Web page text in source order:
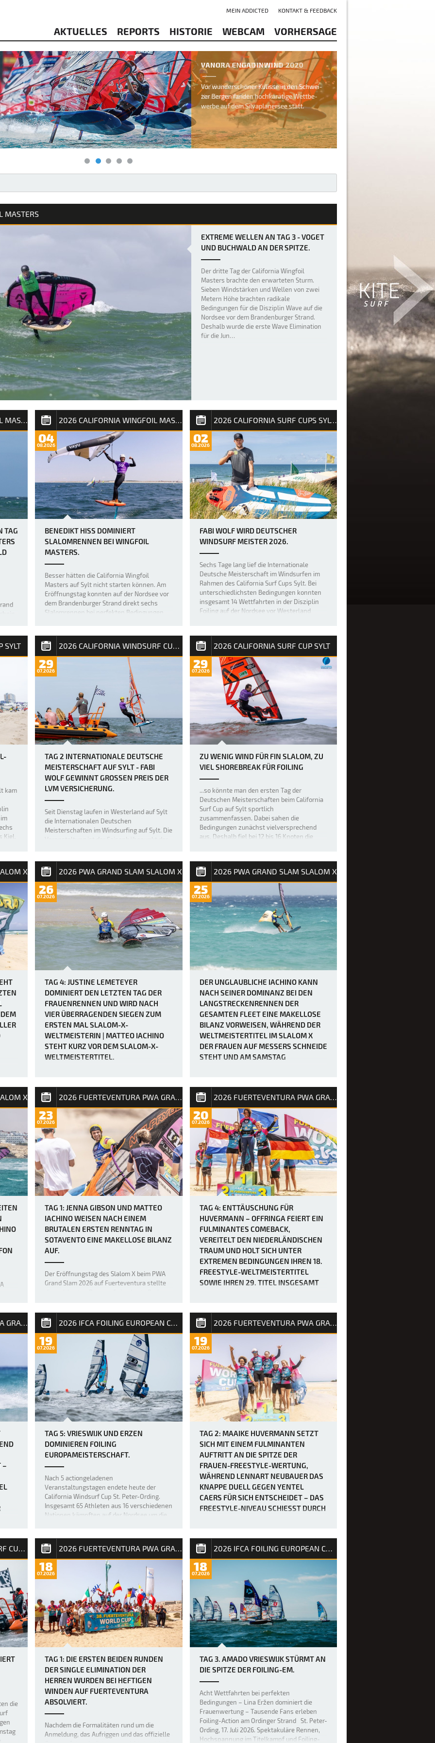
AKTUELLES REPORTS HISTORIE WEBCAM VORHERSAGE
MEIN ADDICTED KONTAKT & FEEDBACK
KITESURFEN
MASTERS
EXTREME WELLEN AN TAG 3 - VOGET
UND BUCHWALD AN DER SPITZE.
Der dritte Tag der California Wingfoil
Masters brachte den erwarteten Sturm.
Sieben Windstärken und Wellen von zwei
Metern Höhe brachten radikale
Bedingungen für die Disziplin Wave auf die
Nordsee vor dem Brandenburger Strand.
Deshalb wurde die erste Wave Elimination
für die Jun…
2026 CALIFORNIA WINGFOIL MASTERS SYLT
TAG
F…
2026 CALIFORNIA WINGFOIL MASTERS SYLT
04
08.2026
BENEDIKT HISS DOMINIERT
SLALOMRENNEN BEI WINGFOIL
MASTERS.
Besser hätten die California Wingfoil
Masters auf Sylt nicht starten können. Am
Eröffnungstag konnten auf der Nordsee vor
dem Brandenburger Strand direkt sechs
Slalomrennen bei perfekten Bedingungen
Wettfahr…
2026 CALIFORNIA SURF CUPS SYLT / INTERNATIONALE DEUTSCHE MEISTERSCHAFT
02
08.2026
FABI WOLF WIRD DEUTSCHER
WINDSURF MEISTER 2026.
Sechs Tage lang lief die Internationale
Deutsche Meisterschaft im Windsurfen im
Rahmen des California Surf Cups Sylt. Bei
unterschiedlichsten Bedingungen konnten
insgesamt 14 Wettfahrten in der Disziplin
Foiling auf der Nordsee vor Westerland
SYLT
kam
Kiel.
2026 CALIFORNIA WINDSURF CUP SYLT
29
07.2026
TAG 2 INTERNATIONALE DEUTSCHE
MEISTERSCHAFT AUF SYLT - FABI
WOLF GEWINNT GROSSEN PREIS DER L
VM VERSICHERUNG.
Seit Dienstag laufen in Westerland auf Sylt
die Internationalen Deutschen
Meisterschaften im Windsurfing auf Sylt. Die
Veranstaltung ist der Saisonhöhepunkt der
offiziellen Wettfahrten durchgeführt w…
2026 CALIFORNIA SURF CUP SYLT
29
07.2026
ZU WENIG WIND FÜR FIN SLALOM, ZU
VIEL SHOREBREAK FÜR FOILING
...so könnte man den ersten Tag der
Deutschen Meisterschaften beim California
Surf Cup auf Sylt sportlich
zusammenfassen. Dabei sahen die
Bedingungen zunächst vielversprechend
aus. Deshalb fiel bei 12 bis 16 Knoten die
X 2026 PWA GRAND SLAM SLALOM X
26
07.2026
TAG 4: JUSTINE LEMETEYER
DOMINIERT DEN LETZTEN TAG DER
FRAUENRENNEN UND WIRD NACH
VIER ÜBERRAGENDEN SIEGEN ZUM
ERSTEN MAL SLALOM-X-
WELTMEISTERIN | MATTEO IACHINO
STEHT KURZ VOR DEM SLALOM-X-
WELTMEISTERTITEL.
entpuppt sich als wahrer
Ausdauerwettkampf, bei dem die unerbittlich
heulenden Winde keine Verschnaufpause
zulassen und die mentalen und körperlichen
Fähigkeiten der weltbesten Windsurfer bis
an ihre absoluten Grenzen bringen. Heute
2026 PWA GRAND SLAM SLALOM X
25
07.2026
DER UNGLAUBLICHE IACHINO KANN
NACH SEINER DOMINANZ BEI DEN
LANGSTRECKENRENNEN DER
GESAMTEN FLEET EINE MAKELLOSE
BILANZ VORWEISEN, WÄHREND DER
WELTMEISTERTITEL IM SLALOM X
DER FRAUEN AUF MESSERS SCHNEIDE
STEHT UND AM SAMSTAG
Die Vorhersage für Tag 3 des Slalom X beim
PWA Grand Slam 2026 auf Fuerteventura
war zwar schon immer als extrem windig
angekündigt worden, doch bei Berichten von
Windböen von bis zu 50 Knoten hätten sich
viele wohl kaum vorstellen können, wie
brutal es in Sotavento manchmal zug…
X 2026 FUERTEVENTURA PWA GRAND SLAM
23
07.2026
TAG 1: JENNA GIBSON UND MATTEO
IACHINO WEISEN NACH EINEM
BRUTALEN ERSTEN RENNTAG IN
SOTAVENTO EINE MAKELLOSE BILANZ
AUF.
Der Eröffnungstag des Slalom X beim PWA
Grand Slam 2026 auf Fuerteventura stellte
auf der Rennstrecke für Chaos sorgten. Wer
auf einen sanften Einstieg ins …
2026 FUERTEVENTURA PWA GRAND SLAM
20
07.2026
TAG 4: ENTTÄUSCHUNG FÜR
HUVERMANN – OFFRINGA FEIERT EIN
FULMINANTES COMEBACK,
VEREITELT DEN NIEDERLÄNDISCHEN
TRAUM UND HOLT SICH UNTER
EXTREMEN BEDINGUNGEN IHREN 18.
FREESTYLE-WELTMEISTERTITEL
SOWIE IHREN 29. TITEL INSGESAMT
auf Fuerteventura maximal fünf Läufe
gesegelt werden mussten, um den
Freestyle-Wettbewerb der Frauen
abzuschließen, trafen sich die Fahrerinnen
etwas später als üblich – um 12 Uhr –, bevor
der Finaltag in Gang kam. Die heutigen
Bedingung…
2026 FUERTEVENTURA PWA GRAND SLAM
–
für
2026 IFCA FOILING EUROPEAN CHAMPIONSHIP
19
07.2026
TAG 5: VRIESWIJK UND ERZEN
DOMINIEREN FOILING
EUROPAMEISTERSCHAFT.
Nach 5 actiongeladenen
Veranstaltungstagen endete heute der
California Windsurf Cup St. Peter-Ording.
Insgesamt 65 Athleten aus 16 verschiedenen
Nationen kämpften auf der Nordsee um die
Amado Vrieswi…
2026 FUERTEVENTURA PWA GRAND SLAM
19
07.2026
TAG 2: MAAIKE HUVERMANN SETZT
SICH MIT EINEM FULMINANTEN
AUFTRITT AN DIE SPITZE DER
FRAUEN-FREESTYLE-WERTUNG,
WÄHREND LENNART NEUBAUER DAS
KNAPPE DUELL GEGEN YENTEL
CAERS FÜR SICH ENTSCHEIDET – DAS
FREESTYLE-NIVEAU SCHIESST DURCH D
Der zweite Tag des PWA Grand Slam 2026
auf Fuerteventura hat die Erwartungen mehr
als erfüllt, denn die Akrobaten der
Freestyle-Welt haben erneut die Messlatte
dafür höher gelegt, was im Freestyle-
Bereich möglich ist. Bereits gestern war das
Niveau unglaublich hoch, doch über Na…
2026 CALIFORNIA WINDSURF CUP SPO
die
2026 FUERTEVENTURA PWA GRAND SLAM
18
07.2026
TAG 1: DIE ERSTEN BEIDEN RUNDEN
DER SINGLE ELIMINATION DER
HERREN WURDEN BEI HEFTIGEN
WINDEN AUF FUERTEVENTURA
ABSOLVIERT.
Nachdem die Formalitäten rund um die
Anmeldung, das Aufriggen und das offizielle
2026 IFCA FOILING EUROPEAN CHAMPIONSHIP
18
07.2026
TAG 3. AMADO VRIESWIJK STÜRMT AN
DIE SPITZE DER FOILING-EM.
Acht Wettfahrten bei perfekten
Bedingungen – Lina Eržen dominiert die
Frauenwertung – Tausende Fans erleben
Foiling-Action am Ordinger Strand St. Peter-
Ording, 17. Juli 2026. Spektakuläre Rennen,
Hochspannung im Titelkampf und Foiling-